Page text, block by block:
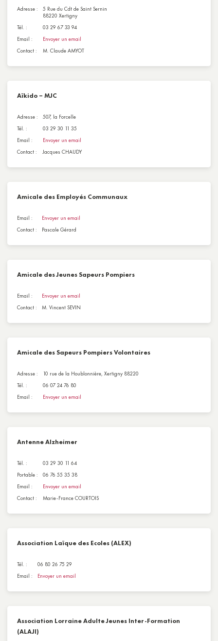
Adresse :
5 Rue du Cdt de Saint Sernin
88220 Xertigny
Tél. :
03 29 67 33 94
Email :
Envoyer un email
Contact :
M. Claude AMYOT
Aïkido – MJC
Adresse :
507, la Forcelle
Tél. :
03 29 30 11 35
Email :
Envoyer un email
Contact :
Jacques CHAUDY
Amicale des Employés Communaux
Email :
Envoyer un email
Contact :
Pascale Gérard
Amicale des Jeunes Sapeurs Pompiers
Email :
Envoyer un email
Contact :
M. Vincent SEVIN
Amicale des Sapeurs Pompiers Volontaires
Adresse :
10 rue de la Houblonnière, Xertigny 88220
Tél. :
06 07 24 76 80
Email :
Envoyer un email
Antenne Alzheimer
Tél. :
03 29 30 11 64
Portable :
06 76 55 35 38
Email :
Envoyer un email
Contact :
Marie-France COURTOIS
Association Laïque des Ecoles (ALEX)
Tél. :
06 80 26 75 29
Email :
Envoyer un email
Association Lorraine Adulte Jeunes Inter-Formation
(ALAJI)